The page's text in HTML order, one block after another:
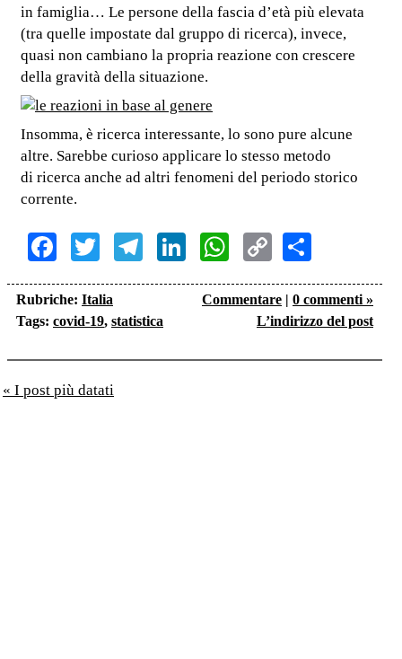
in famiglia… Le persone della fascia d’età più elevata
(tra quelle impostate dal gruppo di ricerca), invece,
quasi non cambiano la propria reazione con crescere
della gravità della situazione.
Insomma, è ricerca interessante, lo sono pure alcune
altre. Sarebbe curioso applicare lo stesso metodo
di ricerca anche ad altri fenomeni del periodo storico
corrente.
Facebook
TwitterTelegram
LinkedInWhatsApp
Copy
Link
Rubriche: Italia
Tags: covid-19, statistica
Commentare | 0 commenti »
L’indirizzo del post
« I post più datati